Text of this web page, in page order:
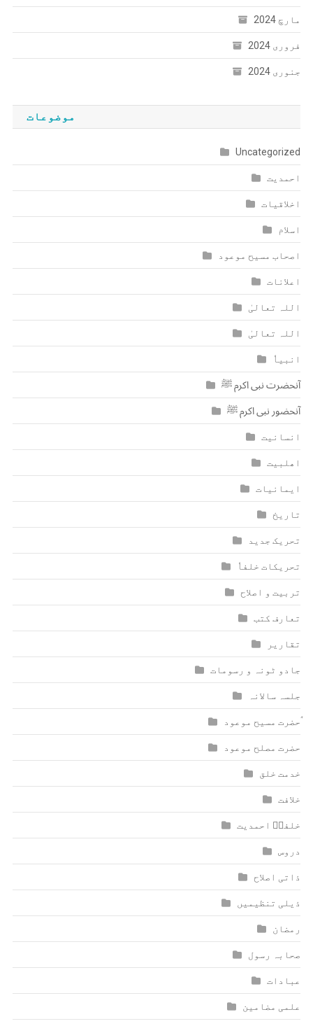
مارچ 2024
فروری 2024
جنوری 2024
موضوعات
Uncategorized
احمدیت
اخلاقیات
اسلام
اصحاب مسیح موعود
اعلانات
اللہ تعالیٰ
اللہ تعالیٰ
انبیاٗ
آنحضرت نبی اکرم ﷺ
آنحضور نبی اکرم ﷺ
انسانیت
اھلبیت
ایمانیات
تاریخ
تحریک جدید
تحریکات خلفاٗ
تربیت و اصلاح
تعارف کتب
تقاریر
جادو ٹونہ و رسومات
جلسہ سالانہ
ٰؑحضرت مسیح موعود
حضرت مصلح موعود
خدمت خلق
خلافت
خلفاؑ احمدیت
دروس
ذاتی اصلاح
ذیلی تنظیمیں
رمضان
صحابہ رسول
عبادات
علمی مضامین